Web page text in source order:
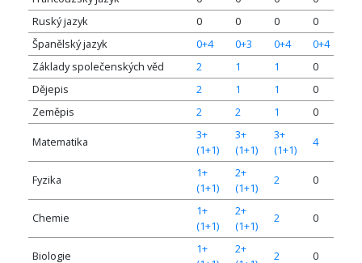
Ruský jazyk
0 0 0
0
Španělský jazyk
0+4 0+3 0+4
0+4
Základy společenských věd
2 1 1
0
Dějepis
2 1 1
0
Zeměpis
2 2 1 0
Matematika
3+
(1+1)
3+
(1+1)
3+
(1+1)
4
Fyzika
1+
(1+1)
2+
(1+1)
2 0
Chemie
1+
(1+1)
2+
(1+1)
2 0
Biologie
1+
2+
2 0